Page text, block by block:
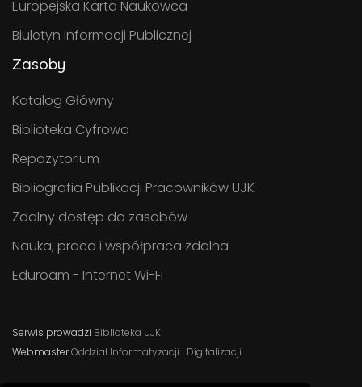
Europejska Karta Naukowca
Biuletyn Informacji Publicznej
Zasoby
Katalog Główny
Biblioteka Cyfrowa
Repozytorium
Bibliografia Publikacji Pracowników UJK
Zdalny dostęp do zasobów
Nauka, praca i współpraca zdalna
Eduroam - Internet Wi-Fi
Serwis prowadzi Biblioteka UJK
WebmasterOddział Informatyzacji i Digitalizacji